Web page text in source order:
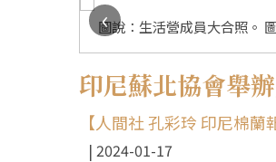
圖說：生活營成員大合照。
‹
印尼蘇北協會舉
【人間社 孔彩玲 印尼棉蘭
2024-01-17